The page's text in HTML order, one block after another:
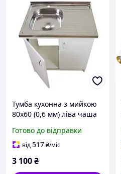
Тумба кухонна з мийкою
80х60 (0,6 мм) ліва чаша
Готово до відправки
від517₴/міс
3 100₴